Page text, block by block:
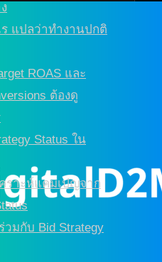
ร แปลว่าทำงานปกติ
ROAS และ
ต้องดู
Status ใน
ราะห์แคมเปญจาก
วมกับ Bid Strategy